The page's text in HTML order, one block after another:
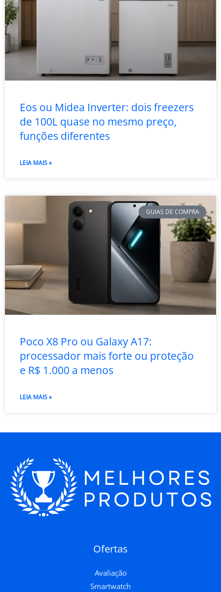
Eos ou Midea Inverter: dois freezers
de 100L quase no mesmo preço,
funções diferentes
LEIA MAIS »
GUIAS DE COMPRA
Poco X8 Pro ou Galaxy A17:
processador mais forte ou proteção
e R$ 1.000 a menos
LEIA MAIS »
Ofertas
Avaliação
Smartwatch